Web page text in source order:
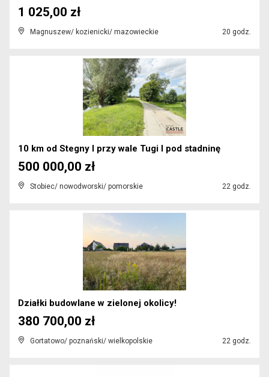
Magnuszew/ kozienicki/ mazowieckie 20 godz.
1 025,00 zł
10 km od Stegny I przy wale Tugi I pod stadninę
Stobiec/ nowodworski/ pomorskie 22 godz.
500 000,00 zł
Działki budowlane w zielonej okolicy!
Gortatowo/ poznański/ wielkopolskie 22 godz.
380 700,00 zł